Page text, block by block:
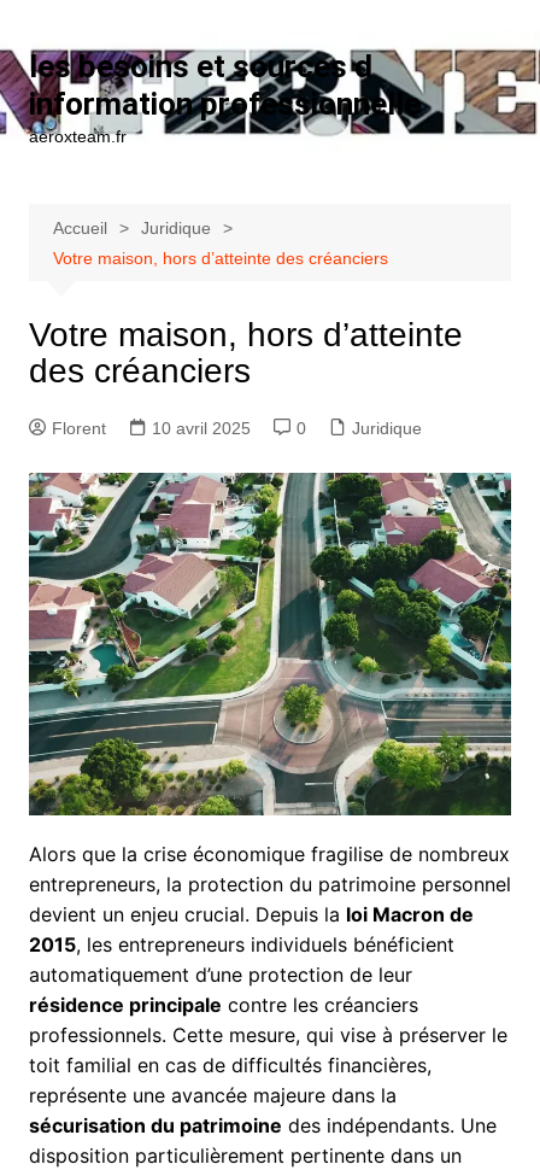
les besoins et sources d
information professionnelle
aeroxteam.fr
Accueil
Juridique
Votre maison, hors d’atteinte des créanciers
Votre maison, hors d’atteinte
des créanciers
Florent 10 avril 2025 0 Juridique
Alors que la crise économique fragilise de nombreux
entrepreneurs, la protection du patrimoine personnel
devient un enjeu crucial. Depuis la loi Macron de
2015, les entrepreneurs individuels bénéficient
automatiquement d’une protection de leur
résidence principale contre les créanciers
professionnels. Cette mesure, qui vise à préserver le
toit familial en cas de difficultés financières,
représente une avancée majeure dans la
sécurisation du patrimoine des indépendants. Une
disposition particulièrement pertinente dans un